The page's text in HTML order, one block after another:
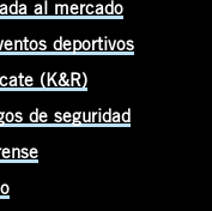
al mercado
deportivos
(K&R)
de seguridad